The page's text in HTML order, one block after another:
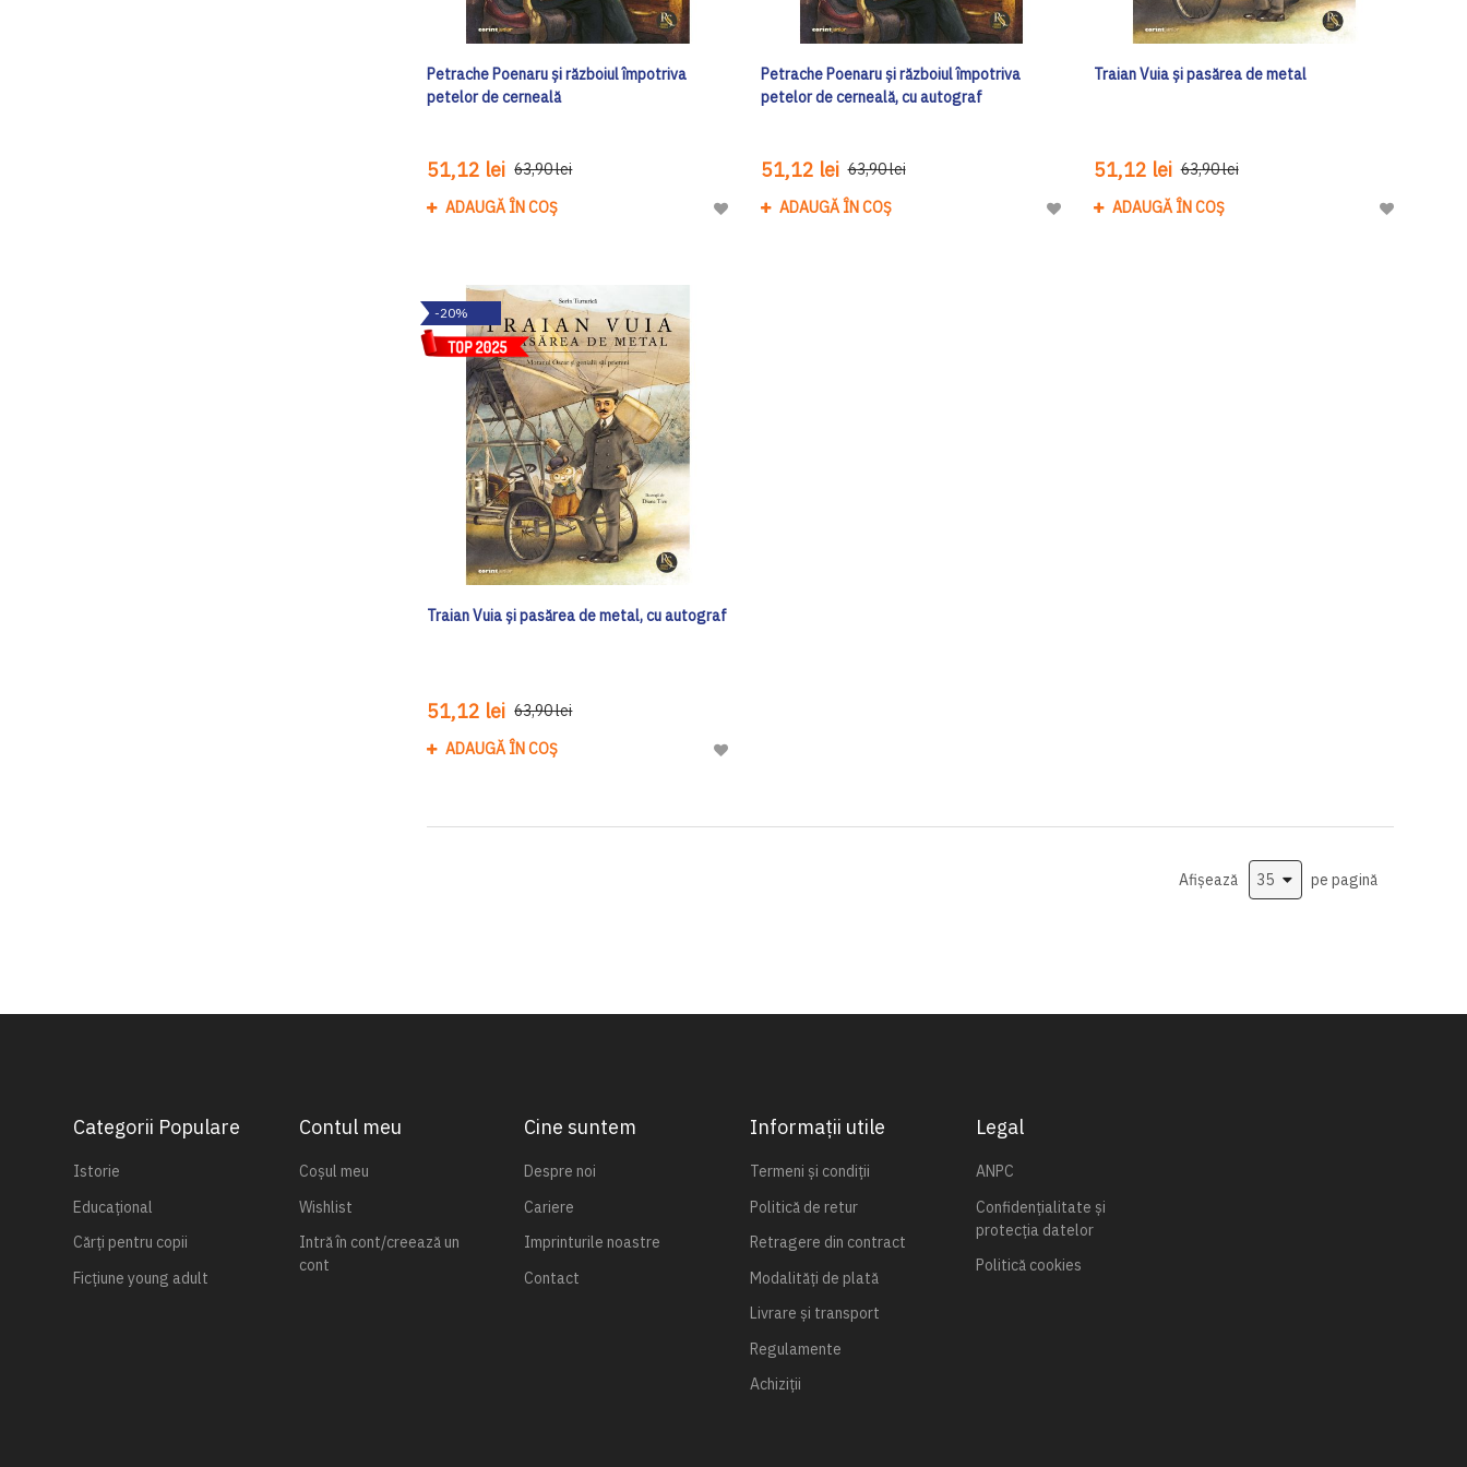
Petrache Poenaru și războiul împotriva
petelor de cerneală
51,12 lei 63,90 lei
ADAUGĂ ÎN COȘ
Adaugă
Petrache Poenaru și războiul împotriva
petelor de cerneală, cu autograf
51,12 lei 63,90 lei
ADAUGĂ ÎN COȘ
Adaugă
Traian Vuia și pasărea de metal
51,12 lei 63,90 lei
ADAUGĂ ÎN COȘ
Adaugă
-20%
Traian Vuia și pasărea de metal, cu autograf
51,12 lei 63,90 lei
ADAUGĂ ÎN COȘ
Adaugă
de
Afișează
pe pagină
Categorii Populare
Istorie
Educațional
Cărți pentru copii
Ficțiune young adult
Contul meu
Coșul meu
Wishlist
Intră în cont/creează un
cont
Cine suntem
Despre noi
Cariere
Imprinturile noastre
Contact
Informații utile
Termeni și condiții
Politică de retur
Retragere din contract
Modalități de plată
Livrare și transport
Regulamente
Achiziții
Legal
ANPC
Confidențialitate și
protecția datelor
Politică cookies